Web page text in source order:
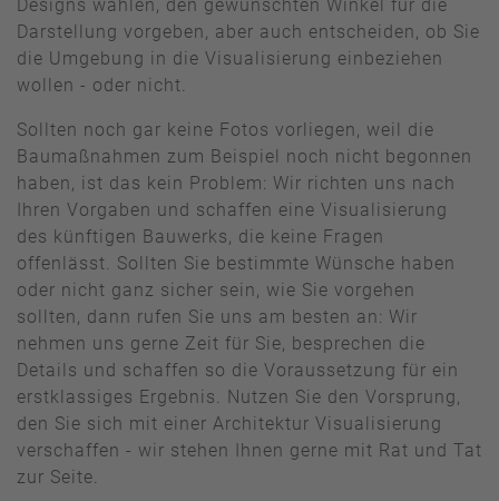
Designs wählen, den gewünschten Winkel für die
Darstellung vorgeben, aber auch entscheiden, ob Sie
die Umgebung in die Visualisierung einbeziehen
wollen - oder nicht.
Sollten noch gar keine Fotos vorliegen, weil die
Baumaßnahmen zum Beispiel noch nicht begonnen
haben, ist das kein Problem: Wir richten uns nach
Ihren Vorgaben und schaffen eine Visualisierung
des künftigen Bauwerks, die keine Fragen
offenlässt. Sollten Sie bestimmte Wünsche haben
oder nicht ganz sicher sein, wie Sie vorgehen
sollten, dann rufen Sie uns am besten an: Wir
nehmen uns gerne Zeit für Sie, besprechen die
Details und schaffen so die Voraussetzung für ein
erstklassiges Ergebnis. Nutzen Sie den Vorsprung,
den Sie sich mit einer Architektur Visualisierung
verschaffen - wir stehen Ihnen gerne mit Rat und Tat
zur Seite.